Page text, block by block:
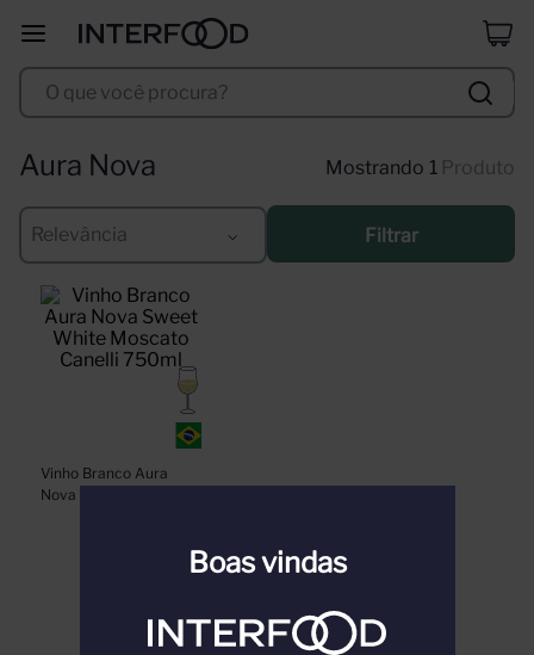
O que você procura?
Aura Nova 1 Produto
Relevância Filtrar
Vinho Branco Aura
Nova Sweet White
Boas vindas
º duff
corpus astral
10ºselección